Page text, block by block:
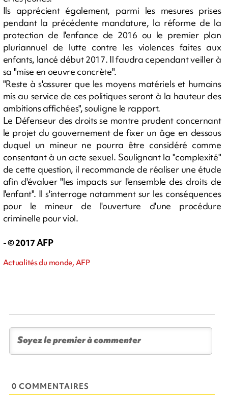
Ils apprécient également, parmi les mesures prises
pendant la précédente mandature, la réforme de la
protection de l'enfance de 2016 ou le premier plan
pluriannuel de lutte contre les violences faites aux
enfants, lancé début 2017. Il faudra cependant veiller à
sa "mise en oeuvre concrète".
"Reste à s'assurer que les moyens matériels et humains
mis au service de ces politiques seront à la hauteur des
ambitions affichées", souligne le rapport.
Le Défenseur des droits se montre prudent concernant
le projet du gouvernement de fixer un âge en dessous
duquel un mineur ne pourra être considéré comme
consentant à un acte sexuel. Soulignant la "complexité"
de cette question, il recommande de réaliser une étude
afin d'évaluer "les impacts sur l'ensemble des droits de
l'enfant". Il s'interroge notamment sur les conséquences
pour le mineur de l'ouverture d'une procédure
criminelle pour viol.
- © 2017 AFP
Actualités du monde, AFP
0 COMMENTAIRES